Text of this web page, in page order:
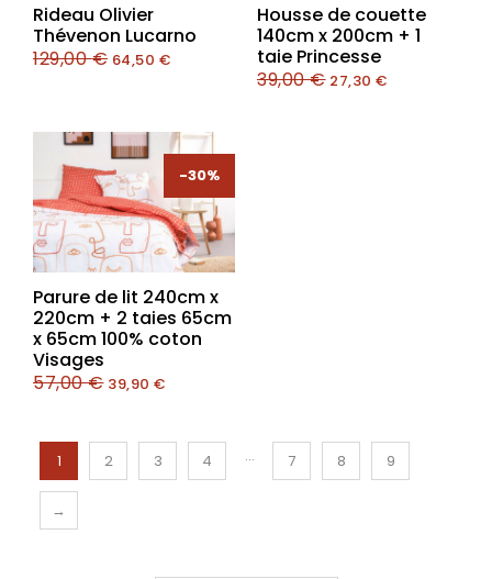
Rideau Olivier
Thévenon Lucarno
129,00€ 64,50 €
Housse de couette
140cm x 200cm + 1
taie Princesse
39,00€ 27,30 €
-30%
-30%
Parure de lit 240cm x
220cm + 2 taies 65cm
x 65cm 100% coton
Visages
57,00€ 39,90 €
1 2 3 4 … 7 8 9
→